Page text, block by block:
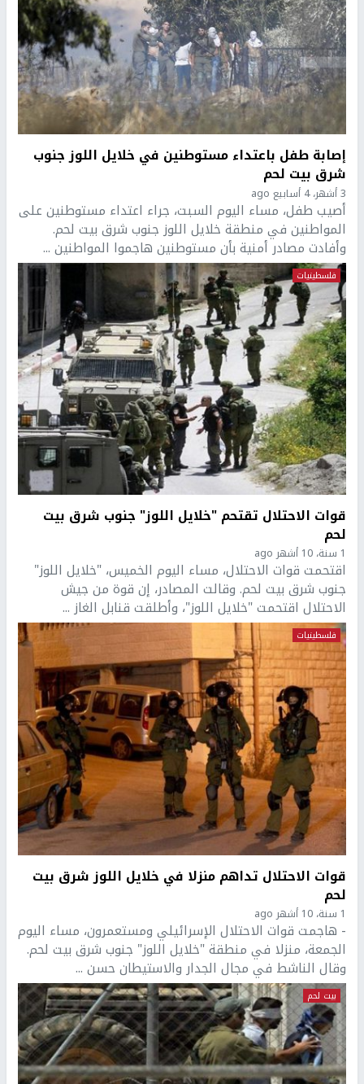
إصابة طفل باعتداء مستوطنين في خلايل اللوز جنوب
شرق بيت لحم
3 أشهر، 4 أسابيع ago
أصيب طفل، مساء اليوم السبت، جراء اعتداء مستوطنين على
المواطنين في منطقة خلايل اللوز جنوب شرق بيت لحم.
وأفادت مصادر أمنية بأن مستوطنين هاجموا المواطنين ...
فلسطينيات
قوات الاحتلال تقتحم "خلايل اللوز" جنوب شرق بيت
لحم
1 سنة، 10 أشهر ago
اقتحمت قوات الاحتلال، مساء اليوم الخميس، "خلايل اللوز"
جنوب شرق بيت لحم. وقالت المصادر، إن قوة من جيش
الاحتلال اقتحمت "خلايل اللوز"، وأطلقت قنابل الغاز ...
فلسطينيات
قوات الاحتلال تداهم منزلا في خلايل اللوز شرق بيت
لحم
1 سنة، 10 أشهر ago
- هاجمت قوات الاحتلال الإسرائيلي ومستعمرون، مساء اليوم
الجمعة، منزلا في منطقة "خلايل اللوز" جنوب شرق بيت لحم.
وقال الناشط في مجال الجدار والاستيطان حسن ...
بيت لحم